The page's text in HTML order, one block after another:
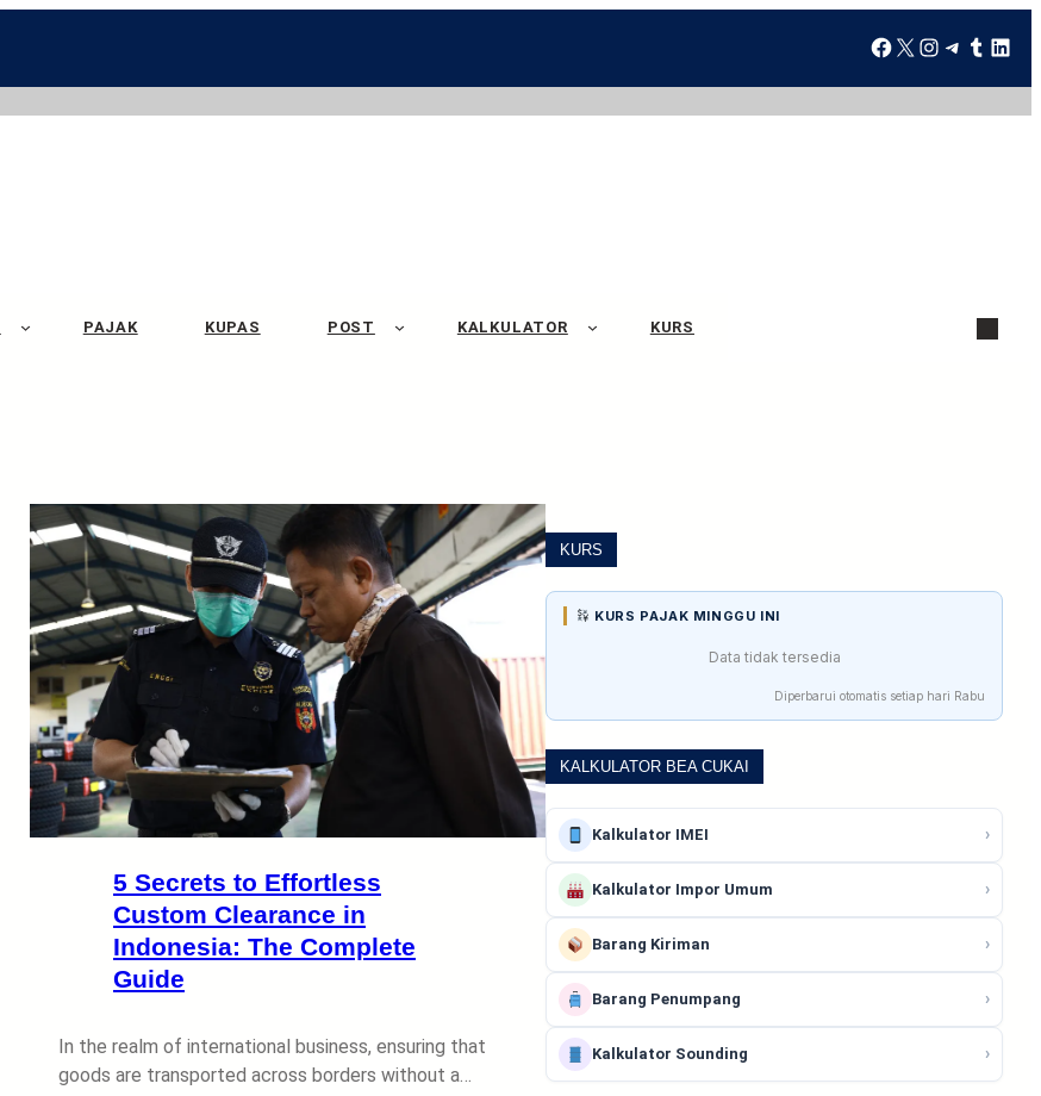
PAJAK KUPAS POST KALKULATOR KURS
5 Secrets to Effortless
Custom Clearance in
Indonesia: The Complete
Guide
In the realm of international business, ensuring that
goods are transported across borders without a…
KURS
KURS PAJAK MINGGU INI
Data tidak tersedia
Diperbarui otomatis setiap hari Rabu
KALKULATOR BEA CUKAI
Kalkulator IMEI ›
Kalkulator Impor Umum ›
Barang Kiriman ›
Barang Penumpang ›
Kalkulator Sounding ›